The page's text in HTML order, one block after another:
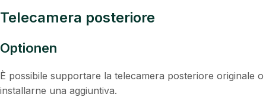
Telecamera posteriore
Optionen
È possibile supportare la telecamera posteriore originale o
installarne una aggiuntiva.